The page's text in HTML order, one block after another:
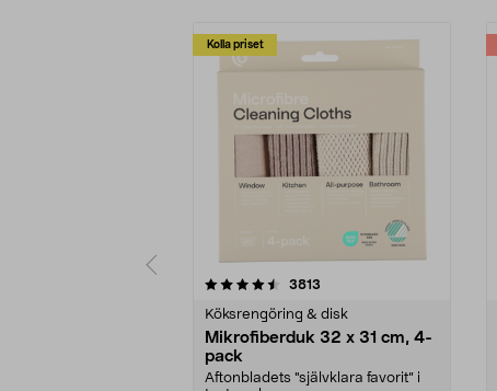
Kolla priset
3813
Köksrengöring & disk
Mikrofiberduk 32 x 31 cm, 4-
pack
Aftonbladets "självklara favorit” i
4.0av 5 stjärnor